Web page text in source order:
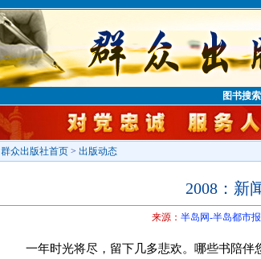
图书搜
群众出版社首页 > 出版动态
2008：新
来源： 半岛网-半岛都市
一年时光将尽，留下几多悲欢。哪些书陪